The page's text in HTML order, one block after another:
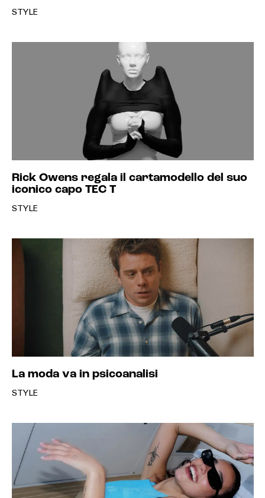
STYLE
Rick Owens regala il cartamodello del suo
iconico capo TEC T
STYLE
La moda va in psicoanalisi
STYLE